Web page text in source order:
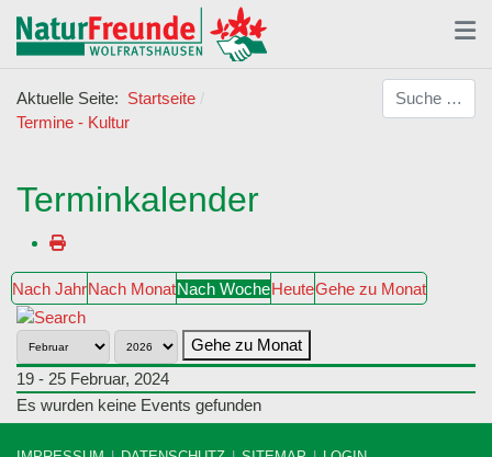
Aktuelle Seite: Startseite
Termine - Kultur
Suchen
Terminkalender
Nach JahrNach MonatNach WocheHeuteGehe zu Monat
Gehe zu Monat
19 - 25 Februar, 2024
Es wurden keine Events gefunden